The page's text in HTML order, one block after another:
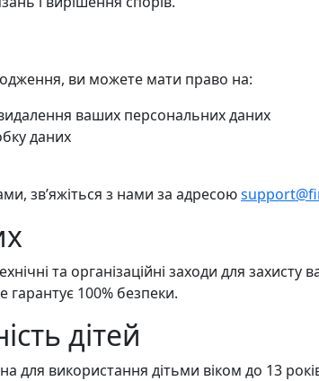
ви можете мати право на:
ваших персональних даних
даних
звʼяжіться з нами за адресою
та організаційні заходи для
гарантує 100% безпеки.
дітей
використання дітьми віком до 13